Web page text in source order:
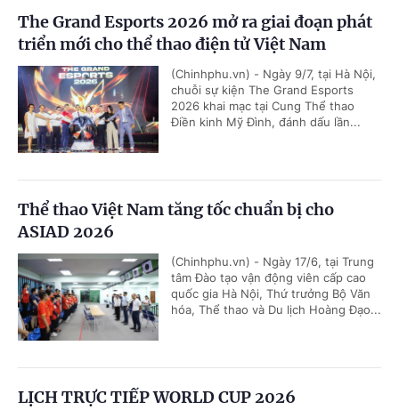
The Grand Esports 2026 mở ra giai đoạn phát
triển mới cho thể thao điện tử Việt Nam
(Chinhphu.vn) - Ngày 9/7, tại Hà Nội,
chuỗi sự kiện The Grand Esports
2026 khai mạc tại Cung Thể thao
Điền kinh Mỹ Đình, đánh dấu lần...
Thể thao Việt Nam tăng tốc chuẩn bị cho
ASIAD 2026
(Chinhphu.vn) - Ngày 17/6, tại Trung
tâm Đào tạo vận động viên cấp cao
quốc gia Hà Nội, Thứ trưởng Bộ Văn
hóa, Thể thao và Du lịch Hoàng Đạo...
LỊCH TRỰC TIẾP WORLD CUP 2026